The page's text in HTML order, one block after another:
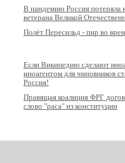
В пандемию Россия потеряла
ветерана Великой
Полёт Пересильд - пир во
Если Википедию сделают
иноагентом для чиновников
Россия!
Правящая коалиция ФРГ
слово "раса" из конституции